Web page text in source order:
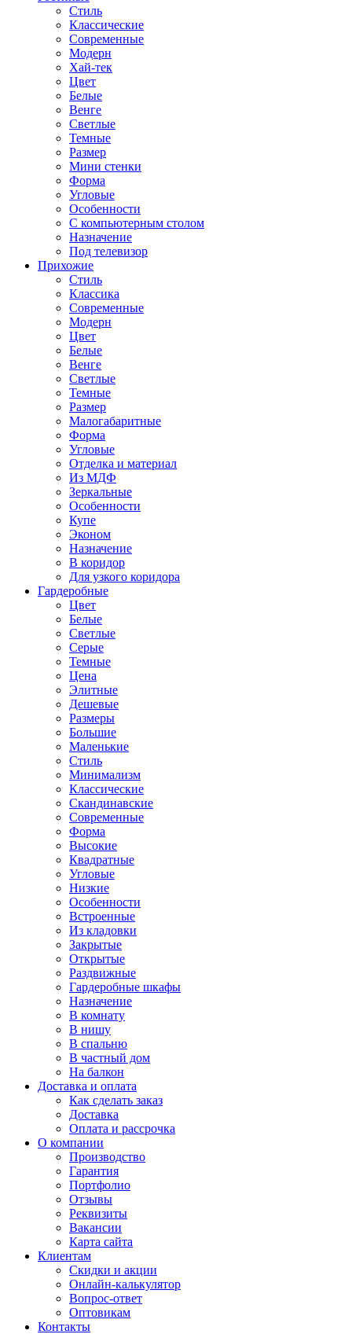
Стиль
Классические
Современные
Модерн
Хай-тек
Цвет
Белые
Венге
Светлые
Темные
Размер
Мини стенки
Форма
Угловые
Особенности
С компьютерным столом
Назначение
Под телевизор
Прихожие
Стиль
Классика
Современные
Модерн
Цвет
Белые
Венге
Светлые
Темные
Размер
Малогабаритные
Форма
Угловые
Отделка и материал
Из МДФ
Зеркальные
Особенности
Купе
Эконом
Назначение
В коридор
Для узкого коридора
Гардеробные
Цвет
Белые
Светлые
Серые
Темные
Цена
Элитные
Дешевые
Размеры
Большие
Маленькие
Стиль
Минимализм
Классические
Скандинавские
Современные
Форма
Высокие
Квадратные
Угловые
Низкие
Особенности
Встроенные
Из кладовки
Закрытые
Открытые
Раздвижные
Гардеробные шкафы
Назначение
В комнату
В нишу
В спальню
В частный дом
На балкон
Доставка и оплата
Как сделать заказ
Доставка
Оплата и рассрочка
О компании
Производство
Гарантия
Портфолио
Отзывы
Реквизиты
Вакансии
Карта сайта
Клиентам
Скидки и акции
Онлайн-калькулятор
Вопрос-ответ
Оптовикам
Контакты